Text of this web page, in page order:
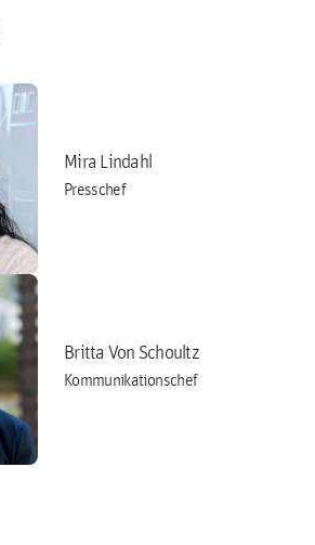
Mira Lindahl
Presschef
Britta Von Schoultz
Kommunikationschef